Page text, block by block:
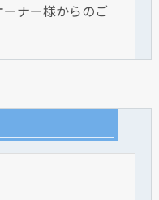
ナー様からのご